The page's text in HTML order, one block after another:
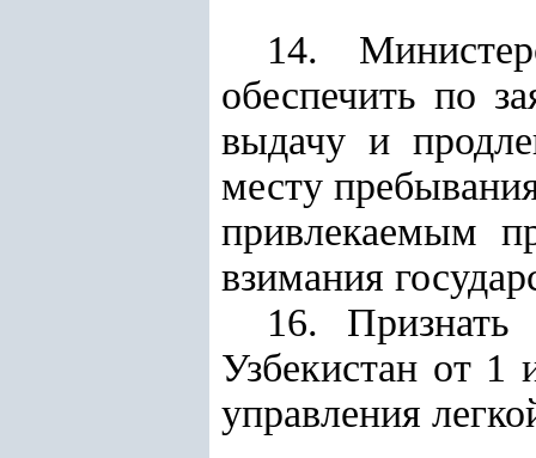
14.
обеспечить по
выдачу и
месту
привлекаемым
взимания
16.
Узбекистан от
управления